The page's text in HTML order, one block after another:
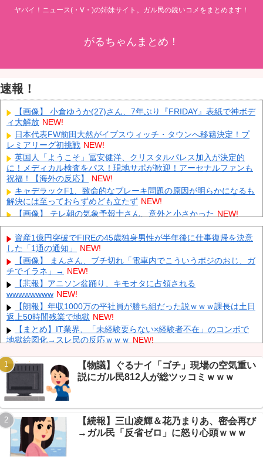
ヤバイ！ニュース(・∀・)の姉妹サイト。ガル民の鋭いコメをまとめます！
がるちゃんまとめ！
速報！
【画像】 小倉ゆうか(27)さん、7年ぶり『FRIDAY』表紙で神ボデ
ィ大解放 NEW!
日本代表FW前田大然がイプスウィッチ・タウンへ移籍決定！プ
レミアリーグ初挑戦 NEW!
英国人「ようこそ」冨安健洋、クリスタルパレス加入が決定的
に！メディカル検査をパス！現地サポが歓迎！アーセナルファンも
祝福！【海外の反応】
NEW!
キャデラックF1、致命的なブレーキ問題の原因が明らかになるも
解決には至っておらずめども立たず NEW!
【画像】 テレ朝の気象予報士さん、意外と小さかった NEW!
中国「大洪水！」三峡ダム「9門開放！（全力放流」中国都市
「三峡沿線の道路水没」中国政府「高速道路封鎖！」中国ダム「緊
急放流に合わせて開門（土砂崩れ発生」→
VTuberさん、祖母の「家族だけの一日葬」をした結果ｗｗｗｗｗ
ｗｗ NEW!
世界初の超伝導量子熱機関…燃料もピストンもない量子エンジン
が回った！ NEW!
【速報】 日本赤十字社、韓国に超希少血液Jr(a-)を提供「韓国内
では適合する血液を確保できなかった」※今回で4回目
「あきれてモノが言えない」「国を維持できるの？」外国人の永
住許可要件の厳格化で在日中国人の本音は？
Powered by livedoor 相互RSS
資産1億円突破でFIREの45歳独身男性が半年後に仕事復帰を決意
した「1通の通知」
NEW!
【画像】 まんさん、ブチ切れ「電車内でこういうポジのおじ、ガ
チでイラネ」→ NEW!
【悲報】アニソン盆踊り、キモオタに占領される
wwwwwwww NEW!
【朗報】年収1000万の平社員が勝ち組だった説ｗｗｗ課長は土日
返上50時間残業で地獄 NEW!
【まとめ】IT業界、「未経験要らない×経験者不在」のコンボで
地獄絵図化→スレ民の反応ｗｗｗ NEW!
左翼市民団体、広島では通用せず「人殺しの汚い足で広島の土を
踏むな！」→広島県民「お前らの方が汚いんじゃ！」「ワシらが広
島県民じゃ」 NEW!
会社「君、転勤ね」→ 男性社員「それなら妻のほうが稼ぎいいん
で辞めます」⇒ 結果・・・ NEW!
【衝撃】名護の天然記念物ガジュマルに車激突→+民「キジムナ
ーに祟られる」ｗｗｗ NEW!
【悲報】人気アニメゲー、自己破産前日に「サ終」発表→石の返
金なしに+民絶句ｗｗｗ
【物議】ぐるナイ「ゴチ」現場の空気重い
説にガル民812人が総ツッコミｗｗｗ
【続報】三山凌輝＆花乃まりあ、密会再び
→ガル民「反省ゼロ」に怒り心頭ｗｗｗ